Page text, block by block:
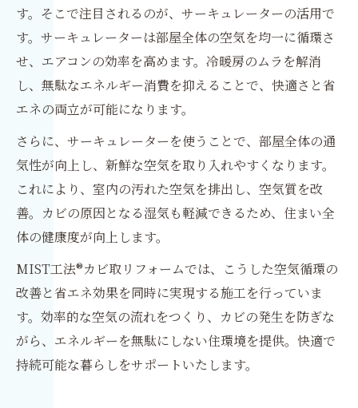
す。そこで注目されるのが、サーキュレーターの活用で
す。サーキュレーターは部屋全体の空気を均一に循環さ
せ、エアコンの効率を高めます。冷暖房のムラを解消
し、無駄なエネルギー消費を抑えることで、快適さと省
エネの両立が可能になります。
さらに、サーキュレーターを使うことで、部屋全体の通
気性が向上し、新鮮な空気を取り入れやすくなります。
これにより、室内の汚れた空気を排出し、空気質を改
善。カビの原因となる湿気も軽減できるため、住まい全
体の健康度が向上します。
MIST工法®カビ取リフォームでは、こうした空気循環の
改善と省エネ効果を同時に実現する施工を行っていま
す。効率的な空気の流れをつくり、カビの発生を防ぎな
がら、エネルギーを無駄にしない住環境を提供。快適で
持続可能な暮らしをサポートいたします。